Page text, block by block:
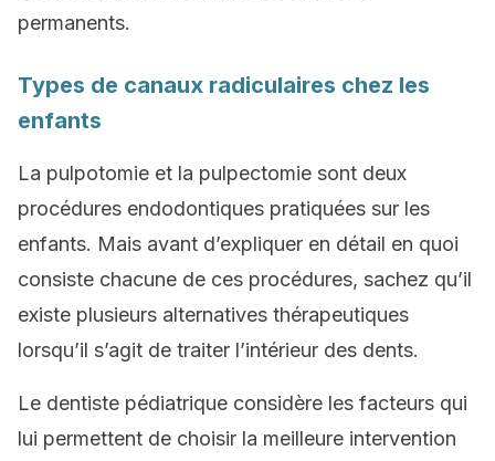
permanents.
Types de canaux radiculaires chez les
enfants
La pulpotomie et la pulpectomie sont deux
procédures endodontiques pratiquées sur les
enfants. Mais avant d’expliquer en détail en quoi
consiste chacune de ces procédures, sachez qu’il
existe plusieurs alternatives thérapeutiques
lorsqu’il s’agit de traiter l’intérieur des dents.
Le dentiste pédiatrique considère les facteurs qui
lui permettent de choisir la meilleure intervention